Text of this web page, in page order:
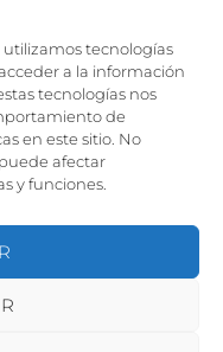
utilizamos tecnologías
a la información
tecnologías nos
de
en este sitio. No
afectar
y funciones.